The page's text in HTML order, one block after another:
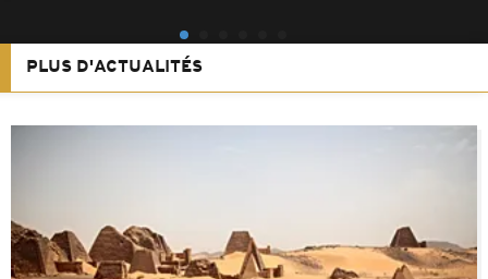
PLUS D'ACTUALITÉS